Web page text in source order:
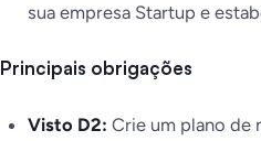
sua empresa Startup e
Principais obrigações
Visto D2: Crie um plano de